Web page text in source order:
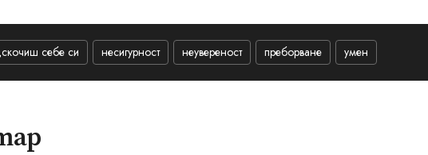
себе си несигурност неувереност преборване умен